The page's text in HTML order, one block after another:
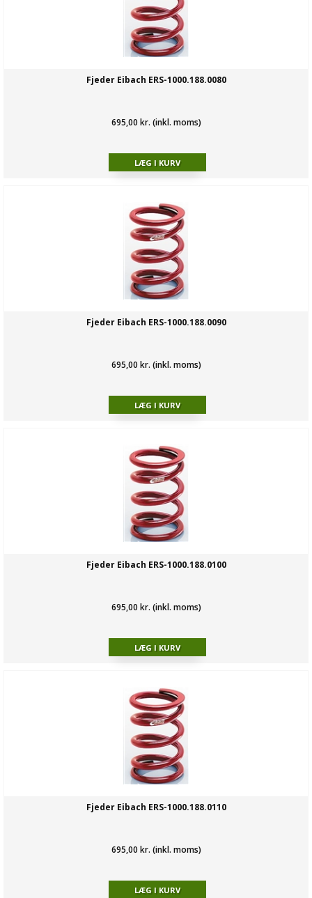
Fjeder Eibach ERS-1000.188.0080
695,00 kr. (inkl. moms)
Fjeder Eibach ERS-1000.188.0090
695,00 kr. (inkl. moms)
Fjeder Eibach ERS-1000.188.0100
695,00 kr. (inkl. moms)
Fjeder Eibach ERS-1000.188.0110
695,00 kr. (inkl. moms)